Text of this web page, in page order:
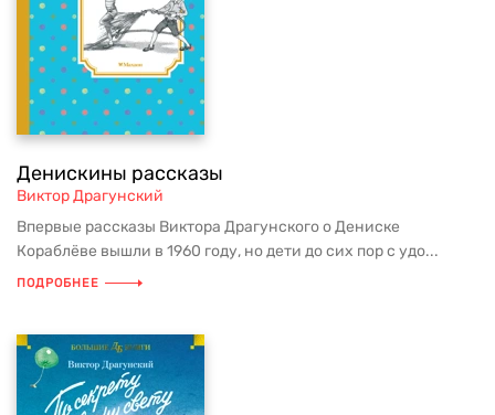
Денискины рассказы
Виктор Драгунский
Впервые рассказы Виктора Драгунского о Дениске
Кораблёве вышли в 1960 году, но дети до сих пор с удо...
ПОДРОБНЕЕ